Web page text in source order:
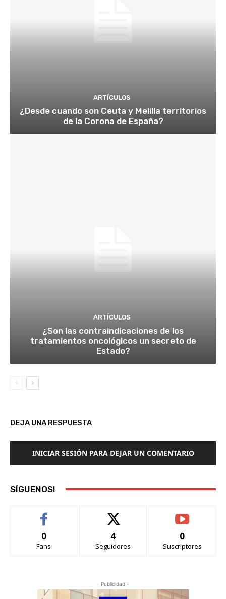
ARTÍCULOS
¿Desde cuando son Ceuta y Melilla territorios
de la Corona de España?
ARTÍCULOS
¿Son las contraindicaciones de los
tratamientos oncológicos un secreto de
Estado?
DEJA UNA RESPUESTA
INICIAR SESIÓN PARA DEJAR UN COMENTARIO
SÍGUENOS!
0
Fans
4
Seguidores
0
Suscriptores
- Publicidad -